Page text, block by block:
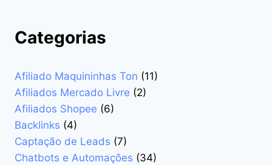
REVOLUCIONANDO
DE
AFILIADOS
Categorias
Afiliado Maquininhas Ton (11)
Afiliados Mercado Livre (2)
Afiliados Shopee (6)
Backlinks (4)
Captação de Leads (7)
Chatbots e Automações (34)